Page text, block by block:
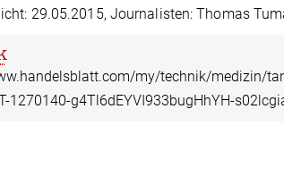
29.05.2015, Journalisten: Thomas
my/technik/medizin/
1270140-g4Tl6dEYVI933bugHhYH-